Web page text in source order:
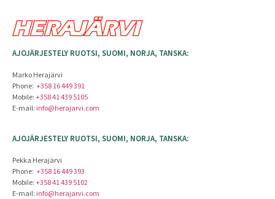
AJOJÄRJESTELY RUOTSI, SUOMI, NORJA, TANSKA:
Marko Herajärvi
Phone: +358 16 449 391
Mobile: +358 41 439 5105
E-mail: info@herajarvi.com
AJOJÄRJESTELY RUOTSI, SUOMI, NORJA, TANSKA:
Pekka Herajärvi
Phone: +358 16 449 393
Mobile: +358 41 439 5102
E-mail: info@herajarvi.com